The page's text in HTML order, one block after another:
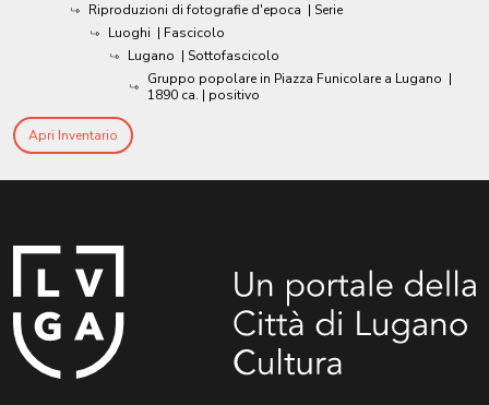
Riproduzioni di fotografie d'epoca | Serie
Luoghi | Fascicolo
Lugano | Sottofascicolo
Gruppo popolare in Piazza Funicolare a Lugano |
1890 ca. | positivo
Apri Inventario